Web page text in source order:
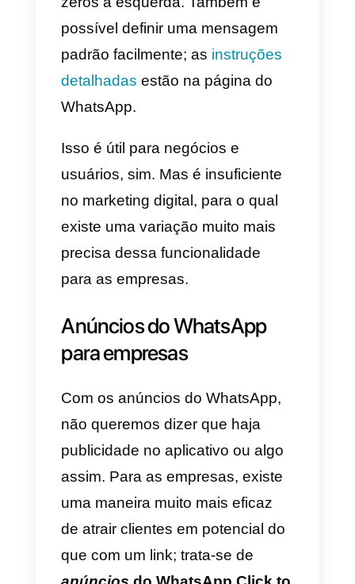
wa.me. Esse recurso é chamado
de Click to Chat. Deve-se dizer
que o link será irrepetível,
portanto, não haverá confusão
qualquer tipo.
A fórmula para fazer o link é
simplesmente: wa.me/<number>.
Neste caso, <number> refere-se
ao número de telefone que
temos, que deve ser escrito com
o código internacional, sem
zeros à esquerda. Também é
possível definir uma mensagem
padrão facilmente; asinstruções
detalhadasestão na página do
WhatsApp.